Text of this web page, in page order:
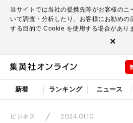
当サイトでは当社の提携先等がお客様のニ
いて調査・分析したり、お客様にお勧めの
する目的で Cookie を使用する場合があり
×
新着 ランキング ニュース
ビジネス
2024.01.10